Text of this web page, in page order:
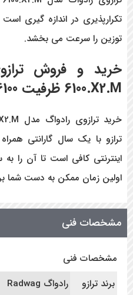
تکرارپذیری در اندازه گیری است
توزین را سرعت می بخشد.
6100.X2.M ظرفیت 6100 گرم دقت 0.01 گرم
ترازو با یک سال گارانتی
اینترنتی کافی است تا آن را
اولین زمان ممکن به دست شما
مشخصات فنی
مشخصات فنی
برند ترازو
رادواگ Radwag